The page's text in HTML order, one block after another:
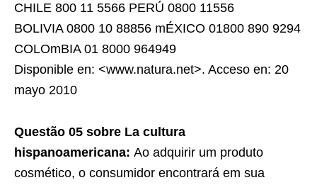
CHILE 800 11 5566 PERÚ 0800 11556
BOLIVIA 0800 10 88856 mÉXICO 01800 890 9294
COLOmBIA 01 8000 964949
Disponible en: <www.natura.net>. Acceso en: 20
mayo 2010
Questão 05 sobre La cultura
hispanoamericana: Ao adquirir um produto
cosmético, o consumidor encontrará em sua